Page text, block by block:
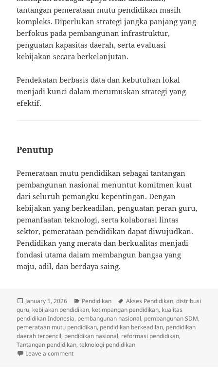
tantangan pemerataan mutu pendidikan masih
kompleks. Diperlukan strategi jangka panjang yang
berfokus pada pembangunan infrastruktur,
penguatan kapasitas daerah, serta evaluasi
kebijakan secara berkelanjutan.
Pendekatan berbasis data dan kebutuhan lokal
menjadi kunci dalam merumuskan strategi yang
efektif.
Penutup
Pemerataan mutu pendidikan sebagai tantangan
pembangunan nasional menuntut komitmen kuat
dari seluruh pemangku kepentingan. Dengan
kebijakan yang berkeadilan, penguatan peran guru,
pemanfaatan teknologi, serta kolaborasi lintas
sektor, pemerataan pendidikan dapat diwujudkan.
Pendidikan yang merata dan berkualitas menjadi
fondasi utama dalam membangun bangsa yang
maju, adil, dan berdaya saing.
Posted
on
January 5, 2026 Categories
Pendidikan Tags
Akses Pendidikan,distribusi
guru, kebijakan pendidikan, ketimpangan pendidikan, kualitas
pendidikan Indonesia, pembangunan nasional, pembangunan SDM,
pemerataan mutu pendidikan, pendidikan berkeadilan, pendidikan
daerah terpencil, pendidikan nasional, reformasi pendidikan,
Tantangan pendidikan,teknologi pendidikan
Leave a commenton Pemerataan Mutu Pendidikan sebagai Tantangan